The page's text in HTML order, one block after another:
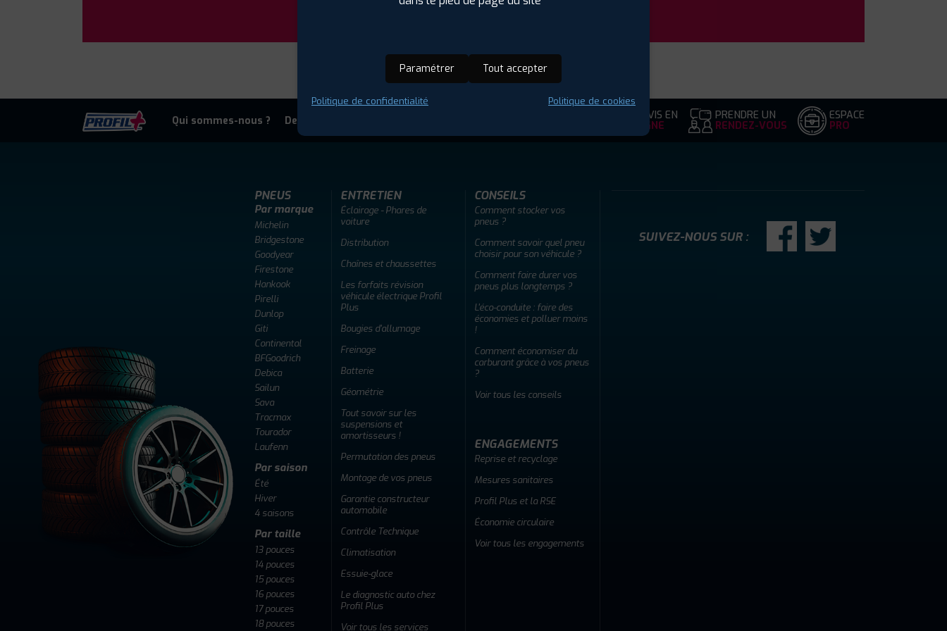
Qui sommes-nous ? Devenir adherent DEVIS EN
LIGNE
PRENDRE UN
RENDEZ-VOUS
ESPACE
PRO
PNEUS
Par marque
Michelin
Bridgestone
Goodyear
Firestone
Hankook
Pirelli
Dunlop
Giti
Continental
BFGoodrich
Debica
Sailun
Sava
Tracmax
Tourador
Laufenn
Par saison
Été
Hiver
4 saisons
Par taille
13 pouces
14 pouces
15 pouces
16 pouces
17 pouces
18 pouces
ENTRETIEN
Éclairage - Phares de
voiture
Distribution
Chaînes et chaussettes
Les forfaits révision
véhicule électrique Profil
Plus
Bougies d'allumage
Freinage
Batterie
Géométrie
Tout savoir sur les
suspensions et
amortisseurs !
Permutation des pneus
Montage de vos pneus
Garantie constructeur
automobile
Contrôle Technique
Climatisation
Essuie-glace
Le diagnostic auto chez
Profil Plus
Voir tous les services
CONSEILS
Comment stocker vos
pneus ?
Comment savoir quel pneu
choisir pour son véhicule ?
Comment faire durer vos
pneus plus longtemps ?
L'éco-conduite : faire des
économies et polluer moins
!
Comment économiser du
carburant grâce à vos pneus
?
Voir tous les conseils
ENGAGEMENTS
Reprise et recyclage
Mesures sanitaires
Profil Plus et la RSE
Économie circulaire
Voir tous les engagements
SUIVEZ-NOUS SUR :
Paramétrer Tout accepter
Politique de confidentialité Politique de cookies